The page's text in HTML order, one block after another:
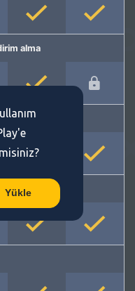
alma
Yükle